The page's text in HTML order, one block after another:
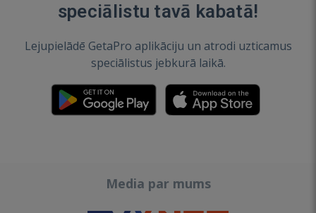
speciālistu tavā kabatā!
Lejupielādē GetaPro aplikāciju un atrodi uzticamus
speciālistus jebkurā laikā.
Media par mums